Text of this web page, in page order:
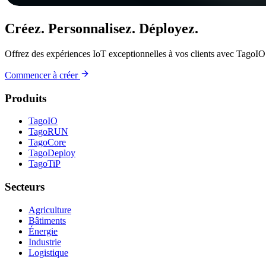
Créez. Personnalisez. Déployez.
Offrez des expériences IoT exceptionnelles à vos clients avec
Commencer à créer
Produits
TagoIO
TagoRUN
TagoCore
TagoDeploy
TagoTiP
Secteurs
Agriculture
Bâtiments
Énergie
Industrie
Logistique